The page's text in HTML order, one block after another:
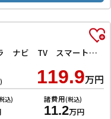
XG ドライブレコーダー バックカメラ ナビ TV スマートキー 電動格納ミラー シートヒーター CVT 盗難防止システム 衝突安全ボディ ABS ESC CD Bluetooth エアコン
119.9万円
込) 諸費用(税込)
11.2万円